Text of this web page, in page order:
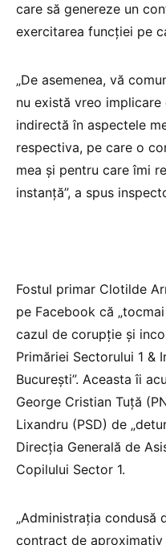
care să genereze un
exercitarea funcției pe
„De asemenea, vă
nu există vreo implicare
indirectă în aspectele
respectiva, pe care o
mea și pentru care îmi
instanță”, a spus
Fostul primar Clotilde
pe Facebook că
cazul de corupție și
Primăriei Sectorului 1 &
București”. Aceasta îi
George Cristian Tuță
Lixandru (PSD) de
Direcția Generală de
Copilului Sector 1.
„Administrația condusă
contract de